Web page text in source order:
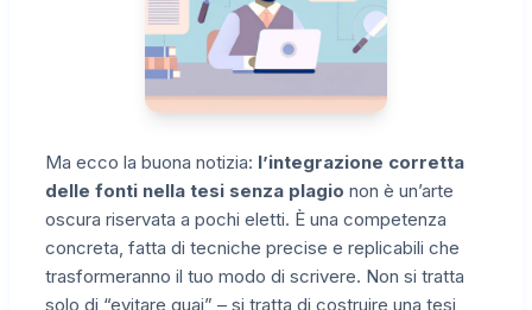
Ma ecco la buona notizia: l’integrazione corretta
delle fonti nella tesi senza plagio non è un’arte
oscura riservata a pochi eletti. È una competenza
concreta, fatta di tecniche precise e replicabili che
trasformeranno il tuo modo di scrivere. Non si tratta
solo di “evitare guai” – si tratta di costruire una tesi